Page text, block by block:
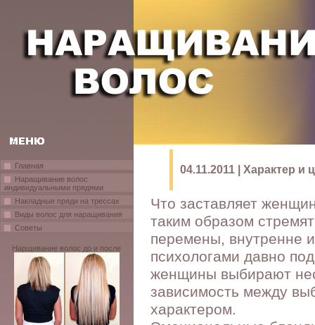
Главная
Наращивание волос
индивидуальными прядями
Накладные пряди на трессах
Виды волос для наращивания
Советы
Нарщивание волос до и после
04.11.2011 | Характер и
Что заставляет
таким образом
перемены, внутренне
психологами давно
женщины выбирают
зависимость между
характером.